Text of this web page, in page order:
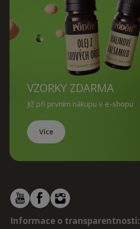
VZORKY ZDARMA
Již při prvním nákupu v e-shopu
Více
Informace o transparentnosti: